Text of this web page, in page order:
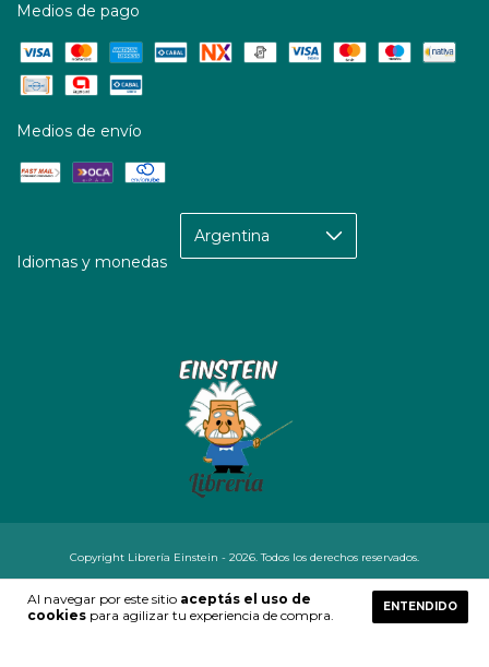
Al navegar por este sitio aceptás el uso de
cookies para agilizar tu experiencia de compra.
ENTENDIDO
Medios de pago
Medios de envío
Idiomas y monedas
Copyright Librería Einstein - 2026. Todos los derechos reservados.
ingresá acá.
Botón de arrepentimiento